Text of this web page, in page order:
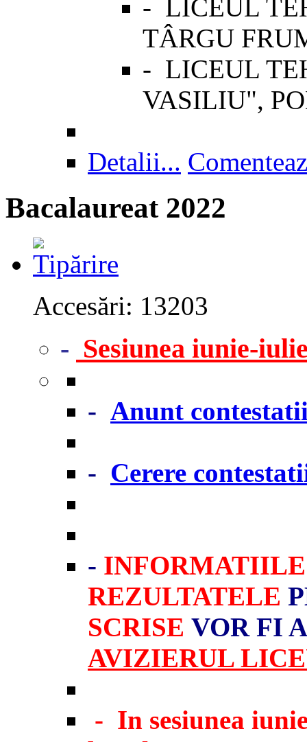
- LICEUL
TÂRGU
- LICEUL
VASILIU",
Detalii...
Bacalaureat 2022
Accesări: 13203
- Sesiunea iunie-
- Anunt
- Cerere
-
REZULTATELE
SCRISE VOR FI
AVIZIERUL
- In sesiunea